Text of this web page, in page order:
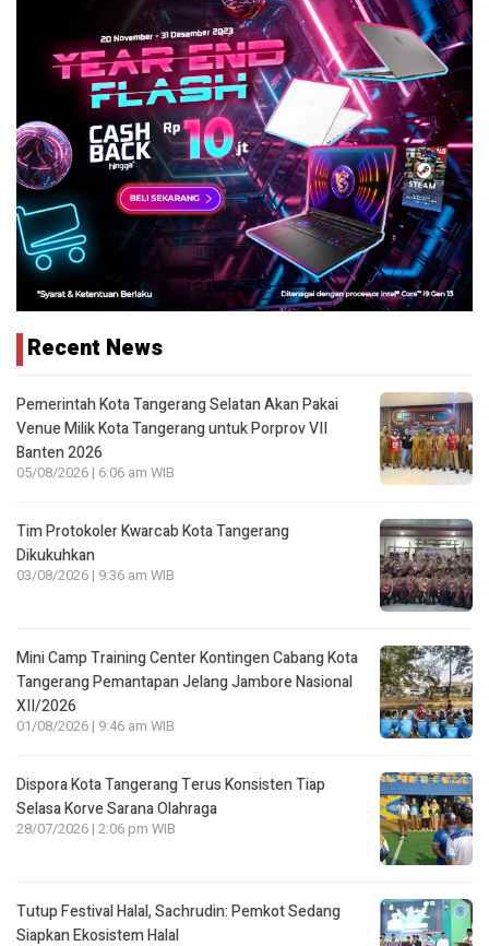
Recent News
Pemerintah Kota Tangerang Selatan Akan Pakai
Venue Milik Kota Tangerang untuk Porprov VII
Banten 2026
05/08/2026 | 6:06 am WIB
Tim Protokoler Kwarcab Kota Tangerang
Dikukuhkan
03/08/2026 | 9:36 am WIB
Mini Camp Training Center Kontingen Cabang Kota
Tangerang Pemantapan Jelang Jambore Nasional
XII/2026
01/08/2026 | 9:46 am WIB
Dispora Kota Tangerang Terus Konsisten Tiap
Selasa Korve Sarana Olahraga
28/07/2026 | 2:06 pm WIB
Tutup Festival Halal, Sachrudin: Pemkot Sedang
Siapkan Ekosistem Halal